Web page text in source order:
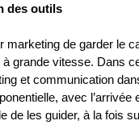
des outils
marketing de garder le
à grande vitesse. Dans
et communication
avec
de les guider, à la fois